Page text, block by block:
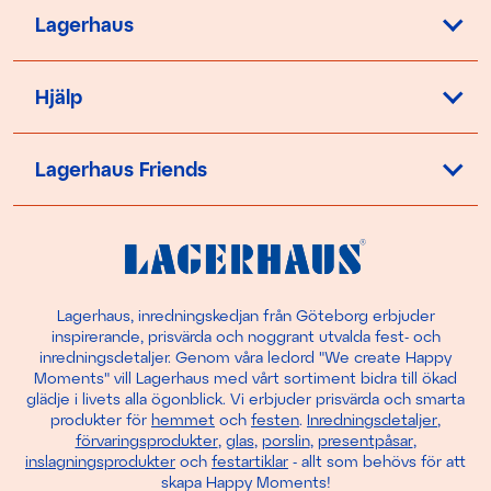
Lagerhaus
Hjälp
Lagerhaus Friends
Lagerhaus, inredningskedjan från Göteborg erbjuder
inspirerande, prisvärda och noggrant utvalda fest- och
inredningsdetaljer. Genom våra ledord "We create Happy
Moments" vill Lagerhaus med vårt sortiment bidra till ökad
glädje i livets alla ögonblick. Vi erbjuder prisvärda och smarta
produkter för hemmet och festen. Inredningsdetaljer,
förvaringsprodukter, glas, porslin, presentpåsar,
inslagningsprodukter och festartiklar - allt som behövs för att
skapa Happy Moments!